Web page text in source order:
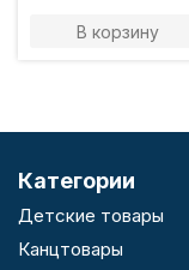
В корзину
Категории
Детские товары
Канцтовары